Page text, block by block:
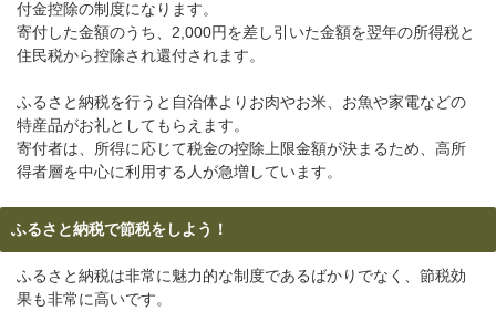
付金控除の制度になります。
寄付した金額のうち、2,000円を差し引いた金額を翌年の所得税と
住民税から控除され還付されます。
ふるさと納税を行うと自治体よりお肉やお米、お魚や家電などの
特産品がお礼としてもらえます。
寄付者は、所得に応じて税金の控除上限金額が決まるため、高所
得者層を中心に利用する人が急増しています。
ふるさと納税で節税をしよう！
ふるさと納税は非常に魅力的な制度であるばかりでなく、節税効
果も非常に高いです。